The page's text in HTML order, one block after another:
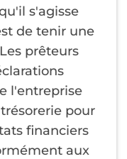
s'agisse
de tenir une
prêteurs
l'entreprise
pour
financiers
aux